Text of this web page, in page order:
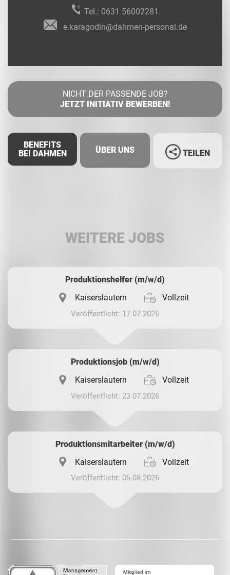
Tel.: 0631 56002281
e.karagodin@dahmen-personal.de
NICHT DER PASSENDE JOB?
JETZT INITIATIV BEWERBEN!
BENEFITS
BEI DAHMEN
ÜBER UNS TEILEN
WEITERE JOBS
Produktionshelfer (m/w/d)
Kaiserslautern
Vollzeit
Veröffentlicht: 17.07.2026
Produktionsjob (m/w/d)
Kaiserslautern
Vollzeit
Veröffentlicht: 23.07.2026
Produktionsmitarbeiter (m/w/d)
Kaiserslautern
Vollzeit
Veröffentlicht: 05.08.2026